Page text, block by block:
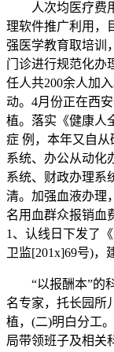
人次均医疗费用
理软件推广利用，
强医学教育取培训
门诊进行规范化办
任人共200余人加
动。4月份正在西
植。落实《健康人
症 例，本年又自
系统、办公从动化
系统、财政办理系
清。加强血液办理
名用血群众报销血
1、认线日下发了
卫监[201x]69号)，
“以报酬本”的科
名专家，托长园所
植，(二)明白分工
局带领班子及相关